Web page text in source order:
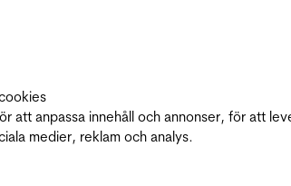
att anpassa innehåll och annonser, för att
medier, reklam och analys.